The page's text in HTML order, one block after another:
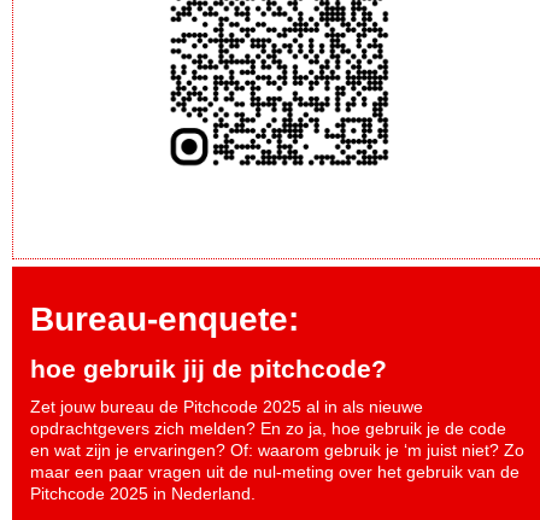
Bureau-enquete:
hoe gebruik jij de pitchcode?
Zet jouw bureau de Pitchcode 2025 al in als nieuwe
opdrachtgevers zich melden? En zo ja, hoe gebruik je de code
en wat zijn je ervaringen? Of: waarom gebruik je ‘m juist niet? Zo
maar een paar vragen uit de nul-meting over het gebruik van de
Pitchcode 2025 in Nederland.